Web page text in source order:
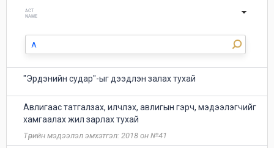
ACT
NAME
"Эрдэнийн судар"-ыг дээдлэн залах тухай
Авлигаас татгалзах, илчлэх, авлигын гэрч, мэдээлэгчийг
хамгаалах жил зарлах тухай
Төрийн мэдээлэл эмхэтгэл: 2018 он №41